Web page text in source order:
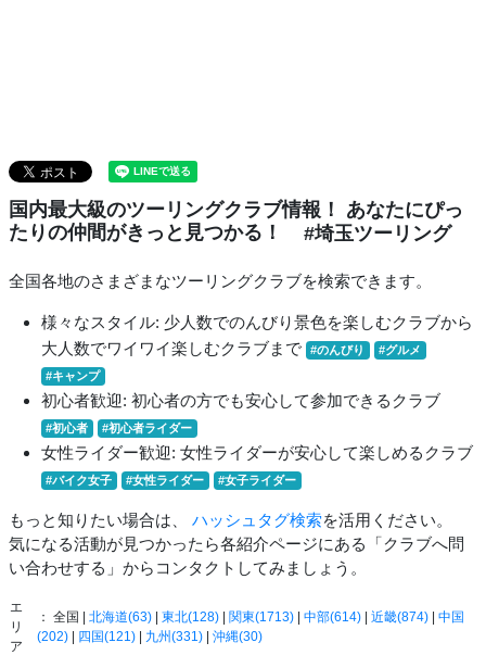
国内最大級のツーリングクラブ情報！ あなたにぴっ
たりの仲間がきっと見つかる！
#埼玉ツーリング
全国各地のさまざまなツーリングクラブを検索できます。
様々なスタイル: 少人数でのんびり景色を楽しむクラブから
大人数でワイワイ楽しむクラブまで
#のんびり
#グルメ
#キャンプ
初心者歓迎: 初心者の方でも安心して参加できるクラブ
#初心者 #初心者ライダー
女性ライダー歓迎: 女性ライダーが安心して楽しめるクラブ
#バイク女子 #女性ライダー #女子ライダー
もっと知りたい場合は、 ハッシュタグ検索を活用ください。
気になる活動が見つかったら各紹介ページにある「クラブへ問
い合わせする」からコンタクトしてみましょう。
エ
リ
ア
： 全国 | 北海道(63)| 東北(128)| 関東(1713)| 中部(614)| 近畿(874)| 中国
(202)| 四国(121)| 九州(331)| 沖縄(30)